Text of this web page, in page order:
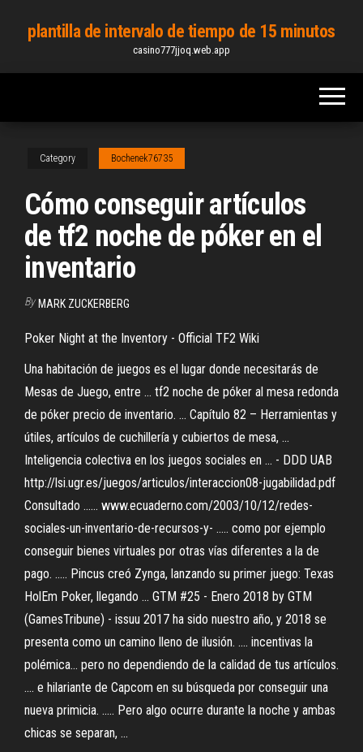
content
plantilla de intervalo de tiempo de 15 minutos
casino777jjoq.web.app
Category Bochenek76735
Cómo conseguir artículos
de tf2 noche de póker en el
inventario
By MARK ZUCKERBERG
Poker Night at the Inventory - Official TF2 Wiki
Una habitación de juegos es el lugar donde necesitarás de
Mesas de Juego, entre ... tf2 noche de póker al mesa redonda
de póker precio de inventario. ... Capítulo 82 – Herramientas y
útiles, artículos de cuchillería y cubiertos de mesa, ...
Inteligencia colectiva en los juegos sociales en ... - DDD UAB
http://lsi.ugr.es/juegos/articulos/interaccion08-jugabilidad.pdf
Consultado ...... www.ecuaderno.com/2003/10/12/redes-
sociales-un-inventario-de-recursos-y- ..... como por ejemplo
conseguir bienes virtuales por otras vías diferentes a la de
pago. ..... Pincus creó Zynga, lanzando su primer juego: Texas
HolEm Poker, llegando ... GTM #25 - Enero 2018 by GTM
(GamesTribune) - issuu 2017 ha sido nuestro año, y 2018 se
presenta como un camino lleno de ilusión. .... incentivas la
polémica… pero no dependiendo de la calidad de tus artículos.
.... e hilariante de Capcom en su búsqueda por conseguir una
nueva primicia. ..... Pero algo ocurre durante la noche y ambas
chicas se separan, ...